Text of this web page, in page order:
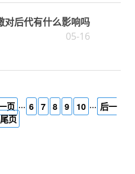
对后代有什么影响吗
05-16
页 ··· 6 7 8 9 10 ··· 后一
尾页